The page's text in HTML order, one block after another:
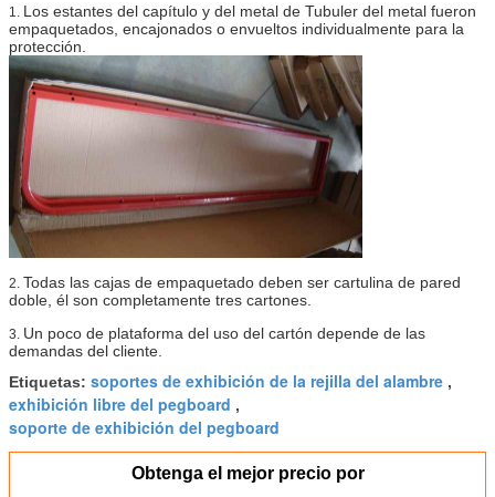
1. Los estantes del capítulo y del metal de Tubuler del metal fueron
empaquetados, encajonados o envueltos individualmente para la
protección.
2. Todas las cajas de empaquetado deben ser cartulina de pared
doble, él son completamente tres cartones.
3. Un poco de plataforma del uso del cartón depende de las
demandas del cliente.
Etiquetas: soportes de exhibición de la rejilla del alambre ,
exhibición libre del pegboard ,
soporte de exhibición del pegboard
Obtenga el mejor precio por